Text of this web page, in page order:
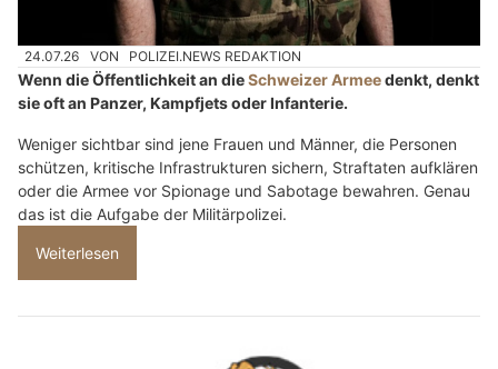
24.07.26 VON POLIZEI.NEWS REDAKTION
Wenn die Öffentlichkeit an dieSchweizer Armeedenkt, denkt
sie oft an Panzer, Kampfjets oder Infanterie.
Weniger sichtbar sind jene Frauen und Männer, die Personen
schützen, kritische Infrastrukturen sichern, Straftaten aufklären
oder die Armee vor Spionage und Sabotage bewahren. Genau
das ist die Aufgabe der Militärpolizei.
Weiterlesen